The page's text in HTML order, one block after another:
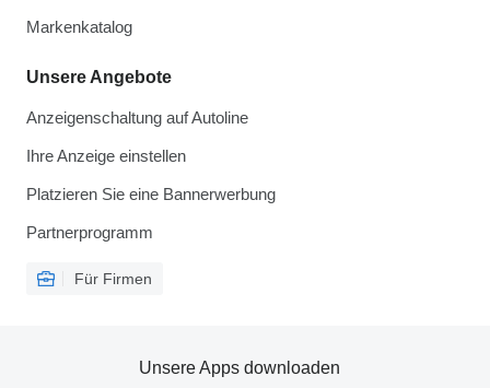
Markenkatalog
Unsere Angebote
Anzeigenschaltung auf Autoline
Ihre Anzeige einstellen
Platzieren Sie eine Bannerwerbung
Partnerprogramm
Für Firmen
Unsere Apps downloaden